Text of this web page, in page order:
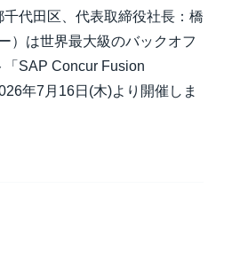
代田区、代表取締役社長：橋
）は世界最大級のバックオフ
「SAP Concur Fusion
年7月16日(木)より開催しま